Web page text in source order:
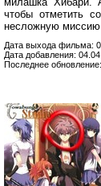
чтобы отметить
несложную миссию
Дата выхода фильма:
Дата добавления:
Последнее